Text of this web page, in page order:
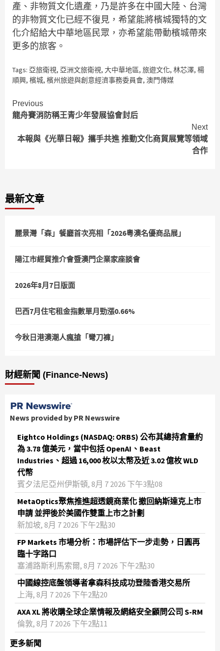
產、非物質文化遺產，乃是許多在中國大陸、台灣
的非物質文化已經不復見，希望能將檳城獨特的文
化介紹給大中華地區民眾，亦希望能帶動檳城帶來
更多的旅客。
Tags: 亞旅衛視, 亞洲文旅衛視, 大中華地區, 旅遊文化, 林芯澤, 楊
順興, 檳城, 檳州旅遊與創意經濟事務委員會, 澳門傳媒
Continue
Reading
Previous
龍舟賽消防稱王青少年發展協會封后
Next
本報與《光華日報》攜手共進 推動文化商貿展覽等領域
合作
最新文章
麗景灣「森」餐廳首次亮相「2026粵澳名優商品展」
陽江市經貿推介會暨澳門企業家座談會
2026年8月7日版面
巴西7月住宅租金指數單月勁漲0.66%
今秋日港澳潮人瘋搶「彎刀褲」
財經新聞 (Finance-News)
News provided by PR Newswire
Eightco Holdings (NASDAQ: ORBS) 公布其總持倉量約
為 3.78 億美元，當中包括 OpenAI、Beast
Industries、超過 16,000 枚以太幣及近 3.02 億枚 WLD
代幣
賓夕法尼亞州伊斯頓, 8月 7 2026 下午3點08
MetaOptics聚焦推進超透鏡商業化 撤回納斯達克上市
申請 並押後於美國作雙重上市之計劃
新加坡, 8月 7 2026 下午2點30
FP Markets 市場分析：市場評估下一步走勢，日圓再
臨十字路口
塞浦路斯利馬索爾, 8月 7 2026 下午2點30
中國線控底盤領導者拿森科技成功登陸香港交易所
上海, 8月 7 2026 下午2點20
AXA XL 將收購全球企業情報及網絡安全顧問公司 S-RM
倫敦, 8月 7 2026 下午2點11
更多新聞